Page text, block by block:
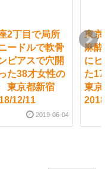
2丁目で局所
ードルで軟骨
ピアスで穴開
た38才女性の
東京都新宿
12/11
2019-06-04
東
麻
に
た
東